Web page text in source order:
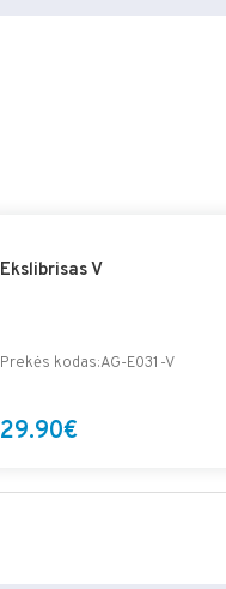
Ekslibrisas V
Prekės kodas:AG-E031-V
29.90€